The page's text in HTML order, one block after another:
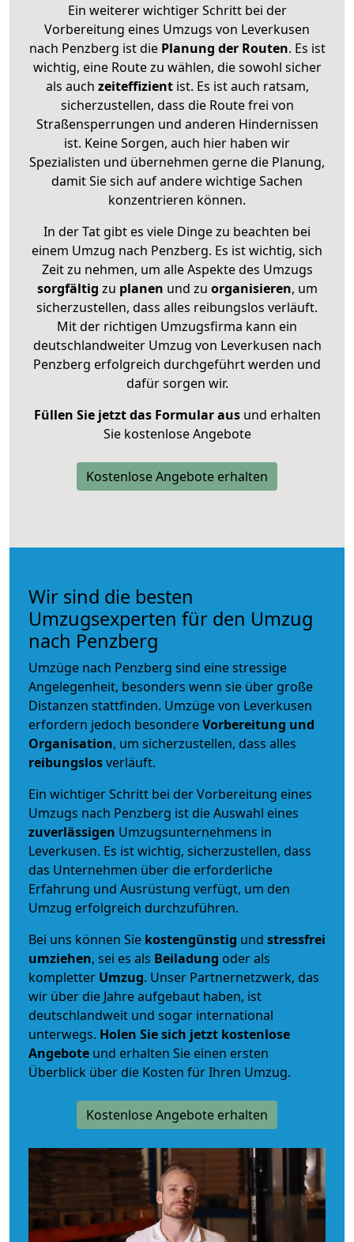
Ein weiterer wichtiger Schritt bei der
Vorbereitung eines Umzugs von Leverkusen
nach Penzberg ist diePlanung der Routen. Es ist
wichtig, eine Route zu wählen, die sowohl sicher
als auch zeiteffizientist. Es ist auch ratsam,
sicherzustellen, dass die Route frei von
Straßensperrungen und anderen Hindernissen
ist. Keine Sorgen, auch hier haben wir
Spezialisten und übernehmen gerne die Planung,
damit Sie sich auf andere wichtige Sachen
konzentrieren können.
In der Tat gibt es viele Dinge zu beachten bei
einem Umzug nach Penzberg. Es ist wichtig, sich
Zeit zu nehmen, um alle Aspekte des Umzugs
sorgfältig zu planen und zu organisieren, um
sicherzustellen, dass alles reibungslos verläuft.
Mit der richtigen Umzugsfirma kann ein
deutschlandweiter Umzug von Leverkusen nach
Penzberg erfolgreich durchgeführt werden und
dafür sorgen wir.
Füllen Sie jetzt das Formular ausund erhalten
Sie kostenlose Angebote
Kostenlose Angebote erhalten
Wir sind die besten
Umzugsexperten für den Umzug
nach Penzberg
Umzüge nach Penzberg sind eine stressige
Angelegenheit, besonders wenn sie über große
Distanzen stattfinden. Umzüge von Leverkusen
erfordern jedoch besondereVorbereitung und
Organisation, um sicherzustellen, dass alles
reibungslosverläuft.
Ein wichtiger Schritt bei der Vorbereitung eines
Umzugs nach Penzberg ist die Auswahl eines
zuverlässigen Umzugsunternehmens in
Leverkusen. Es ist wichtig, sicherzustellen, dass
das Unternehmen über die erforderliche
Erfahrung und Ausrüstung verfügt, um den
Umzug erfolgreich durchzuführen.
Bei uns können Sie kostengünstig und stressfrei
umziehen, sei es als Beiladung oder als
kompletter Umzug. Unser Partnernetzwerk, das
wir über die Jahre aufgebaut haben, ist
deutschlandweit und sogar international
unterwegs. Holen Sie sich jetzt kostenlose
Angebote und erhalten Sie einen ersten
Überblick über die Kosten für Ihren Umzug.
Kostenlose Angebote erhalten